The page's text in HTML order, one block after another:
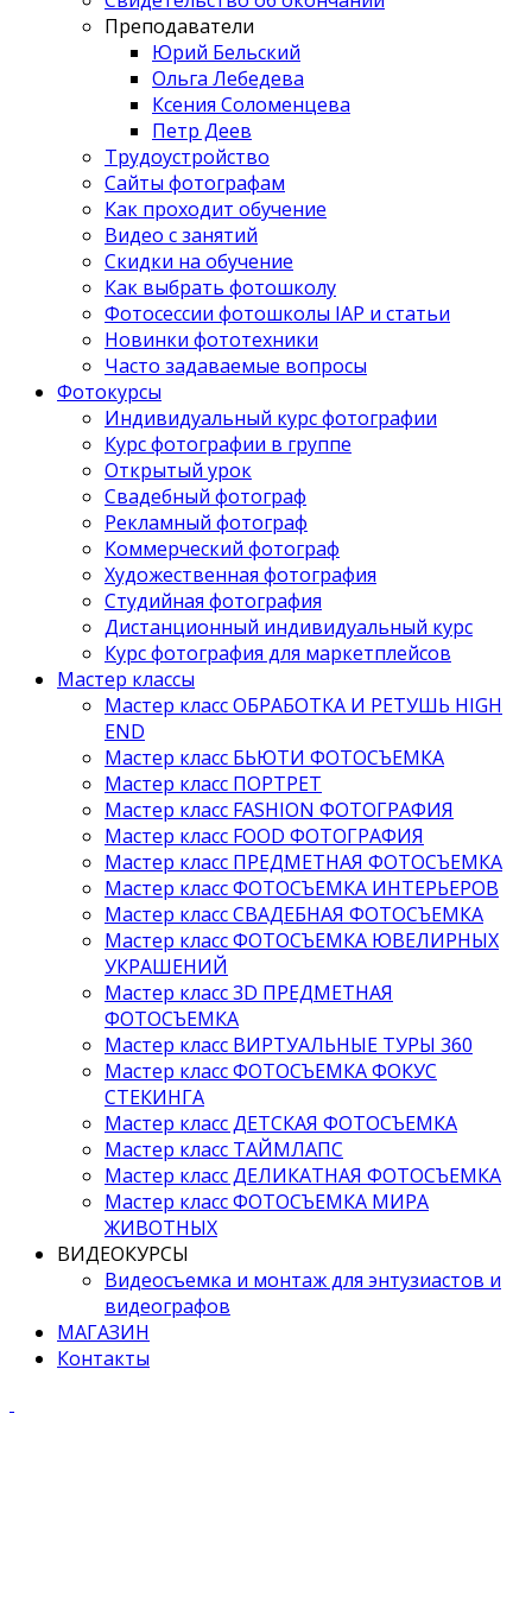
Преподаватели
Юрий Бельский
Ольга Лебедева
Ксения Соломенцева
Петр Деев
Трудоустройство
Сайты фотографам
Как проходит обучение
Видео с занятий
Скидки на обучение
Как выбрать фотошколу
Фотосессии фотошколы IAP и статьи
Новинки фототехники
Часто задаваемые вопросы
Фотокурсы
Индивидуальный курс фотографии
Курс фотографии в группе
Открытый урок
Свадебный фотограф
Рекламный фотограф
Коммерческий фотограф
Художественная фотография
Студийная фотография
Дистанционный индивидуальный курс
Курс фотография для маркетплейсов
Мастер классы
Мастер класс ОБРАБОТКА И РЕТУШЬ HIGH
END
Мастер класс БЬЮТИ ФОТОСЪЕМКА
Мастер класс ПОРТРЕТ
Мастер класс FASHION ФОТОГРАФИЯ
Мастер класс FOOD ФОТОГРАФИЯ
Мастер класс ПРЕДМЕТНАЯ ФОТОСЪЕМКА
Мастер класс ФОТОСЪЕМКА ИНТЕРЬЕРОВ
Мастер класс СВАДЕБНАЯ ФОТОСЪЕМКА
Мастер класс ФОТОСЪЕМКА ЮВЕЛИРНЫХ
УКРАШЕНИЙ
Мастер класс 3D ПРЕДМЕТНАЯ
ФОТОСЪЕМКА
Мастер класс ВИРТУАЛЬНЫЕ ТУРЫ 360
Мастер класс ФОТОСЪЕМКА ФОКУС
СТЕКИНГА
Мастер класс ДЕТСКАЯ ФОТОСЪЕМКА
Мастер класс ТАЙМЛАПС
Мастер класс ДЕЛИКАТНАЯ ФОТОСЪЕМКА
Мастер класс ФОТОСЪЕМКА МИРА
ЖИВОТНЫХ
ВИДЕОКУРСЫ
Видеосъемка и монтаж для энтузиастов и
видеографов
МАГАЗИН
Контакты